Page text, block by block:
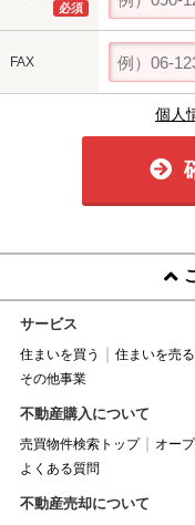
必須
FAX
個人
サービス
住まいを買う 住まいを売る
その他事業
不動産購入について
売買物件検索トップ オー
よくある質問
不動産売却について